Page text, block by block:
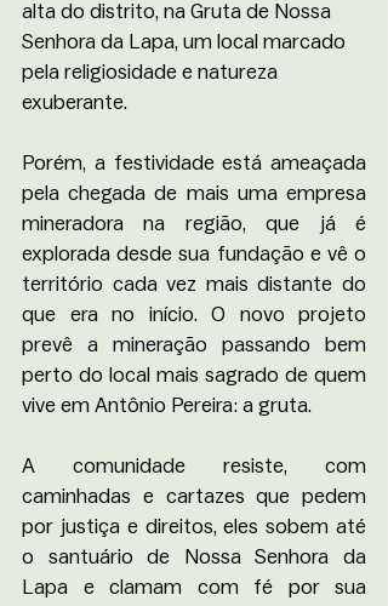
alta do distrito, na Gruta de Nossa
Senhora da Lapa, um local marcado
pela religiosidade e natureza
exuberante.
Porém, a festividade está ameaçada
pela chegada de mais uma empresa
mineradora na região, que já é
explorada desde sua fundação e vê o
território cada vez mais distante do
que era no início. O novo projeto
prevê a mineração passando bem
perto do local mais sagrado de quem
vive em Antônio Pereira: a gruta.
A comunidade resiste, com
caminhadas e cartazes que pedem
por justiça e direitos, eles sobem até
o santuário de Nossa Senhora da
Lapa e clamam com fé por sua